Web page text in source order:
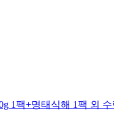
1팩+명태식해 1팩 외